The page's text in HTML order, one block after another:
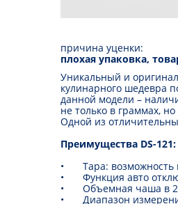
причина уценки:
плохая упаковка,
Уникальный и
кулинарного шедевра
данной модели –
не только в граммах,
Одной из
Преимущества DS-121:
•
Тара: возможность
•
Функция авто
•
Объемная чаша в
•
Диапазон